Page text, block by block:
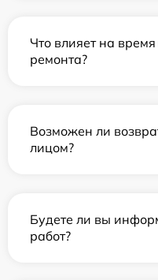
Что влияет на
ремонта?
Возможен ли
лицом?
Будете ли вы
работ?